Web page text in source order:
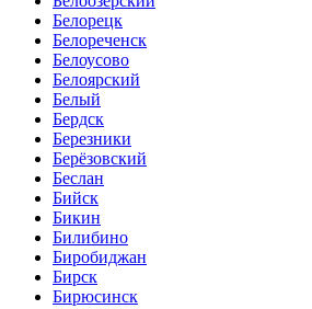
Белорецк
Белореченск
Белоусово
Белоярский
Белый
Бердск
Березники
Берёзовский
Беслан
Бийск
Бикин
Билибино
Биробиджан
Бирск
Бирюсинск